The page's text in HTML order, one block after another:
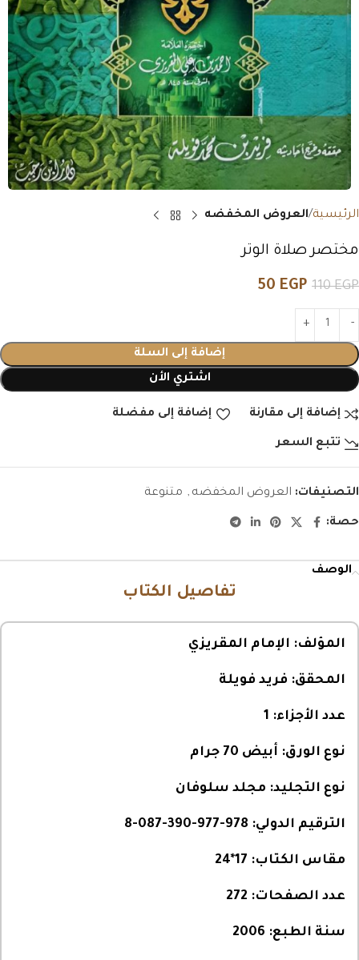
الرئيسية العروض المخفضه
مختصر صلاة الوتر
110EGP
50 EGP
إضافة إلى السلة
اشتري الأن
إضافة إلى مقارنة إضافة إلى مفضلة
تتبع السعر
التصنيفات: العروض المخفضه , متنوعة
حصة:
الوصف
تفاصيل الكتاب
المؤلف: الإمام المقريزي
المحقق: فريد فويلة
عدد الأجزاء:
نوع الورق: أبيض 70 جرام
نوع التجليد: مجلد سلوفان
الترقيم الدولي:
مقاس الكتاب:
عدد الصفحات:
سنة الطبع: